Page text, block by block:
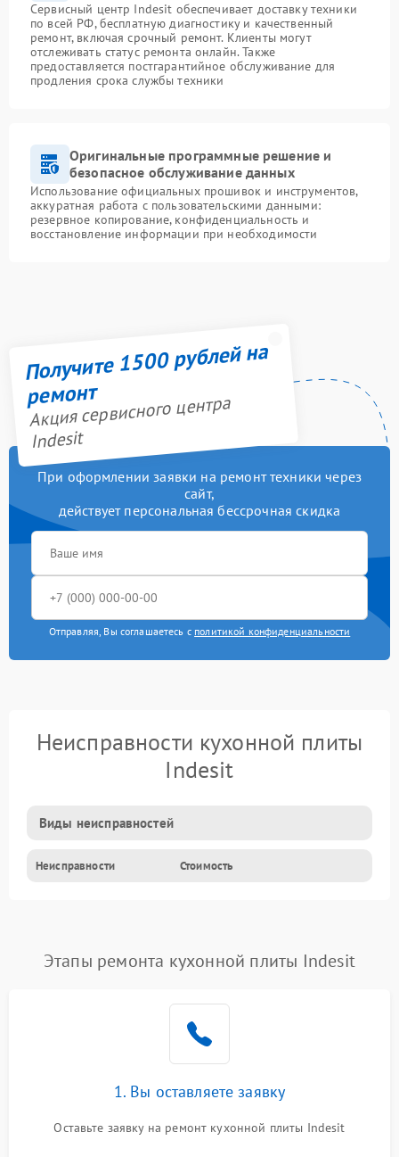
Сервисный центр Indesit обеспечивает доставку техники
по всей РФ, бесплатную диагностику и качественный
ремонт, включая срочный ремонт. Клиенты могут
отслеживать статус ремонта онлайн. Также
предоставляется постгарантийное обслуживание для
продления срока службы техники
Оригинальные программные решение и
безопасное обслуживание данных
Использование официальных прошивок и инструментов,
аккуратная работа с пользовательскими данными:
резервное копирование, конфиденциальность и
восстановление информации при необходимости
Получите 1500 рублей на
ремонт
Акция сервисного центра
Indesit
При оформлении заявки на ремонт техники через
сайт,
действует персональная бессрочная скидка
Отправляя, Вы соглашаетесь с политикой конфиденциальности
Неисправности кухонной плиты
Indesit
Виды неисправностей
Неисправности Стоимость
Этапы ремонта кухонной плиты Indesit
1. Вы оставляете заявку
Оставьте заявку на ремонт кухонной плиты Indesit